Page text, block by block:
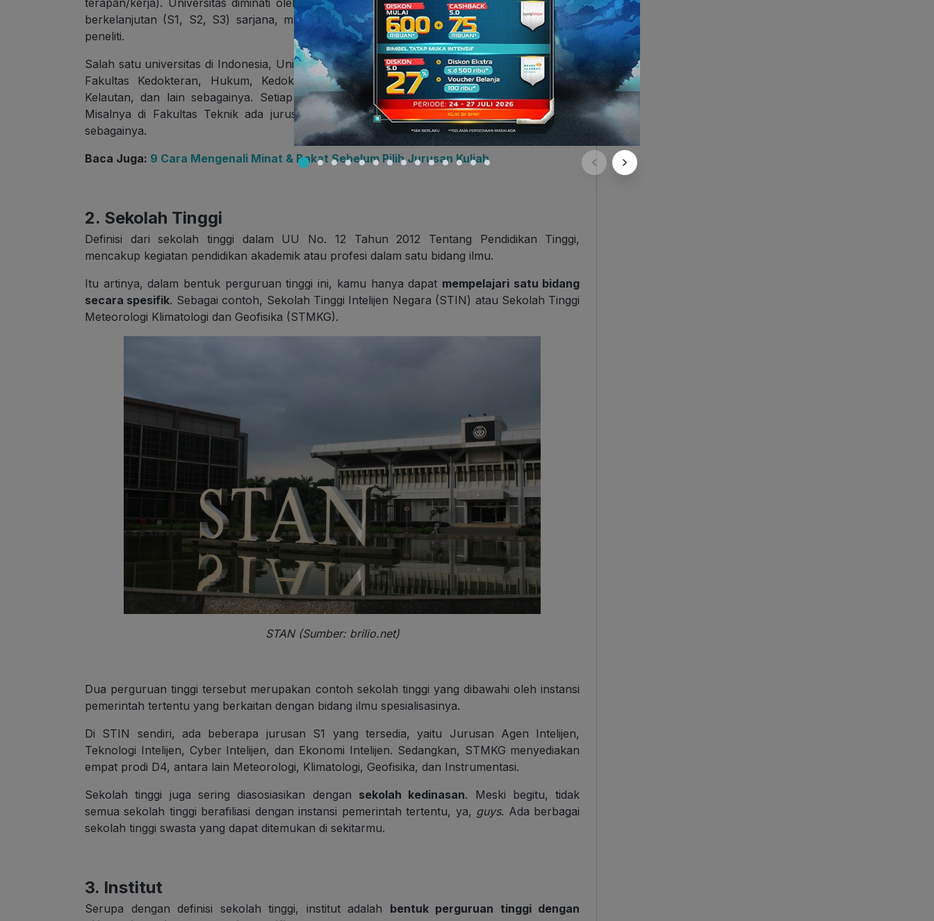
berkelanjutan (S1, S2, S3) sarjana, magister, doktor, guru besar (profesor), atau menjadi
peneliti.
Salah satu universitas di Indonesia, Universitas Airlangga, memiliki beberapa fakultas, seperti
Fakultas Kedokteran, Hukum, Kedokteran Gigi, Kesehatan Masyarakat, Perikanan dan
Kelautan, dan lain sebagainya. Setiap fakultas akan menyediakan program atau jurusan.
Misalnya di Fakultas Teknik ada jurusan Teknik Mesin, Teknik Elektro, Teknik Sipil, dan
sebagainya.
Baca Juga: 9 Cara Mengenali Minat & Bakat Sebelum Pilih Jurusan Kuliah
2. Sekolah Tinggi
Definisi dari sekolah tinggi dalam UU No. 12 Tahun 2012 Tentang Pendidikan Tinggi,
mencakup kegiatan pendidikan akademik atau profesi dalam satu bidang ilmu.
Itu artinya, dalam bentuk perguruan tinggi ini, kamu hanya dapat mempelajari satu bidang
secara spesifik. Sebagai contoh, Sekolah Tinggi Intelijen Negara (STIN) atau Sekolah Tinggi
Meteorologi Klimatologi dan Geofisika (STMKG).
STAN (Sumber: brilio.net)
Dua perguruan tinggi tersebut merupakan contoh sekolah tinggi yang dibawahi oleh instansi
pemerintah tertentu yang berkaitan dengan bidang ilmu spesialisasinya.
Di STIN sendiri, ada beberapa jurusan S1 yang tersedia, yaitu Jurusan Agen Intelijen,
Teknologi Intelijen, Cyber Intelijen, dan Ekonomi Intelijen. Sedangkan, STMKG menyediakan
empat prodi D4, antara lain Meteorologi, Klimatologi, Geofisika, dan Instrumentasi.
Sekolah tinggi juga sering diasosiasikan dengan sekolah kedinasan. Meski begitu, tidak
semua sekolah tinggi berafiliasi dengan instansi pemerintah tertentu, ya, guys. Ada berbagai
sekolah tinggi swasta yang dapat ditemukan di sekitarmu.
3. Institut
Serupa dengan definisi sekolah tinggi, institut adalah bentuk perguruan tinggi dengan